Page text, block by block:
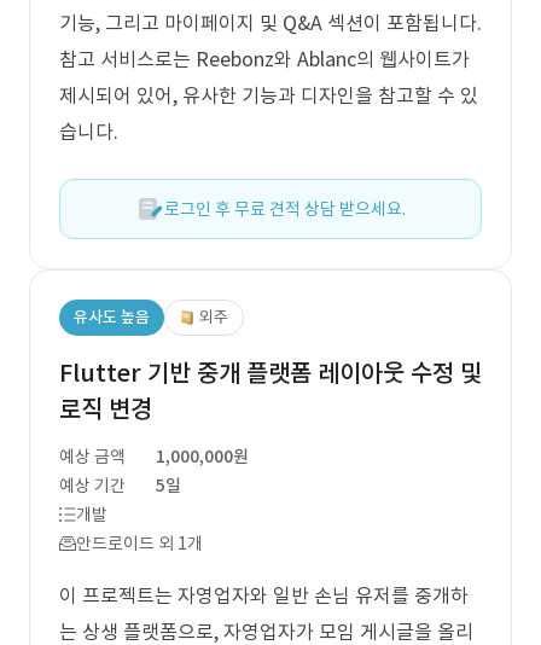
기능, 그리고 마이페이지 및 Q&A 섹션이 포함됩니다.
참고 서비스로는 Reebonz와 Ablanc의 웹사이트가
제시되어 있어, 유사한 기능과 디자인을 참고할 수 있
습니다.
로그인 후 무료 견적 상담 받으세요.
유사도 높음 외주
Flutter 기반 중개 플랫폼 레이아웃 수정 및
로직 변경
예상 금액
1,000,000원
예상 기간
5일
개발
안드로이드 외 1개
이 프로젝트는 자영업자와 일반 손님 유저를 중개하
는 상생 플랫폼으로, 자영업자가 모임 게시글을 올리